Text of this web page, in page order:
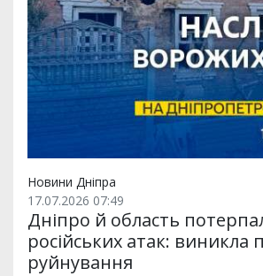
Новини Дніпра
17.07.2026 07:49
Дніпро й область
російських атак: виникла
руйнування